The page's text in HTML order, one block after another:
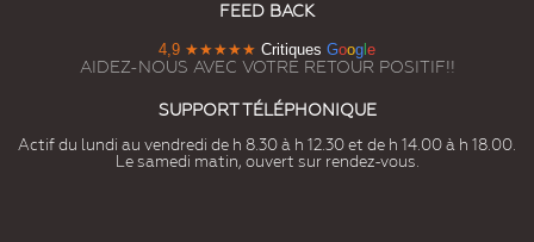
FEED BACK
4,9 ★★★★★ Critiques Goog e
AIDEZ-NOUS AVEC VOTRE RETOUR POSITIF!!
SUPPORT TÉLÉPHONIQUE
Actif du lundi au vendredi de h 8.30 à h 12.30 et de h 14.00 à h 18.00.
Le samedi matin, ouvert sur rendez-vous.